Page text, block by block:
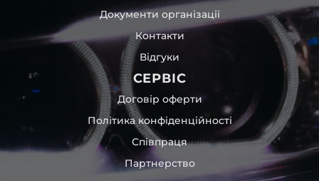
Документи організації
Контакти
Відгуки
СЕРВІС
Договір оферти
Політика конфіденційності
Співпраця
Партнерство